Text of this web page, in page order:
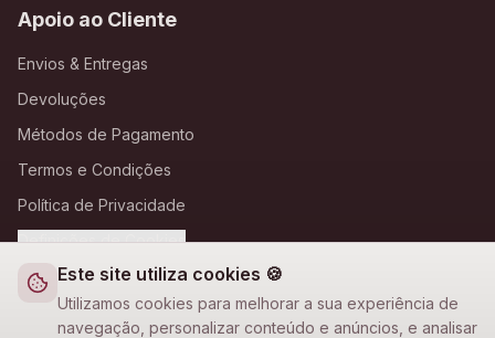
Este site utiliza cookies 🍪
Utilizamos cookies para melhorar a sua experiência de
navegação, personalizar conteúdo e anúncios, e analisar
Apoio ao Cliente
Envios & Entregas
Devoluções
Métodos de Pagamento
Termos e Condições
Política de Privacidade
Definições de Cookies
A Loja Nova